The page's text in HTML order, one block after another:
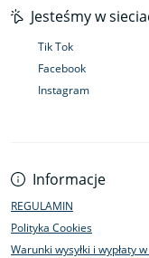
Informacje
REGULAMIN
Polityka Cookies
Warunki wysyłki i wypłaty
Jesteśmy w
Tik Tok
Facebook
Instagram